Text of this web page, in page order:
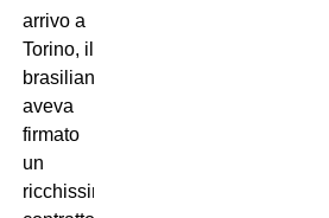
arrivo a
Torino, il
brasiliano
aveva
firmato
un
ricchissimo